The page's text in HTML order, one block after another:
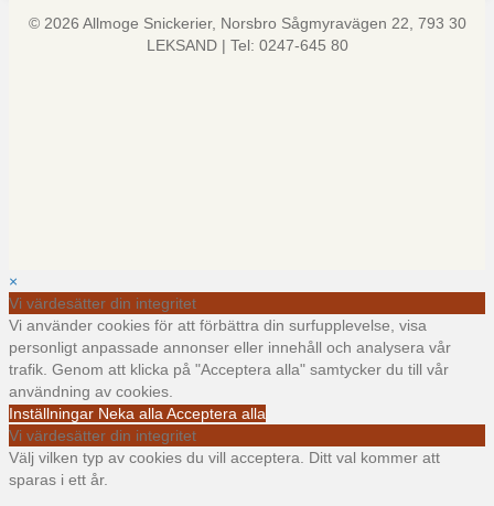
© 2026 Allmoge Snickerier, Norsbro Sågmyravägen 22, 793 30
LEKSAND | Tel: 0247-645 80
×
Vi värdesätter din integritet
Vi använder cookies för att förbättra din surfupplevelse, visa
personligt anpassade annonser eller innehåll och analysera vår
trafik. Genom att klicka på "Acceptera alla" samtycker du till vår
användning av cookies.
Inställningar Neka alla Acceptera alla
Vi värdesätter din integritet
Välj vilken typ av cookies du vill acceptera. Ditt val kommer att
sparas i ett år.